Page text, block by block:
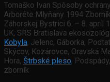
Tomaško Ivan Spôsoby
Arboréte Mlyňany 1994
Záhorskej Bystrici 6. – 8. apríl
UK, SRS Bratislava
Kobyla, Jelenc, Gáborka,
Skýcov, Kozárovce, Oravská
Hora, Štrbské pleso,
zborník